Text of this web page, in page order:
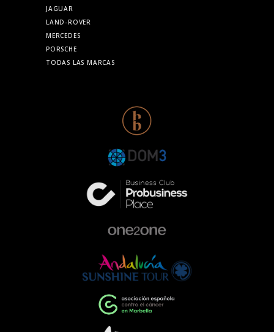
JAGUAR
LAND-ROVER
MERCEDES
PORSCHE
TODAS LAS MARCAS